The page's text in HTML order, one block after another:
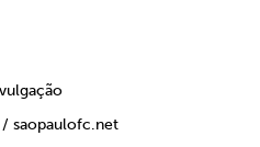
/ saopaulofc.net